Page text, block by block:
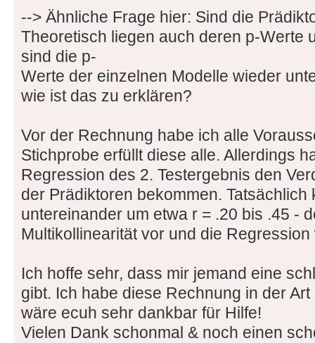
--> Ähnliche Frage hier: Sind die
Theoretisch liegen auch deren p-Werte
sind die p-
Werte der einzelnen Modelle wieder
wie ist das zu erklären?
Vor der Rechnung habe ich alle
Stichprobe erfüllt diese alle. Allerdings
Regression des 2. Testergebnis den
der Prädiktoren bekommen. Tatsächlich
untereinander um etwa r = .20 bis .45 -
Multikollinearität vor und die
Ich hoffe sehr, dass mir jemand eine
gibt. Ich habe diese Rechnung in der
wäre ecuh sehr dankbar für Hilfe!
Vielen Dank schonmal & noch einen